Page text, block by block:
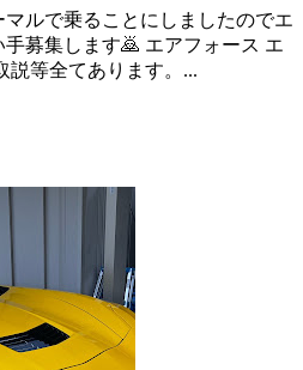
ルで乗ることにしましたのでエ
募集します🙇 エアフォース エ
説等全てあります。...